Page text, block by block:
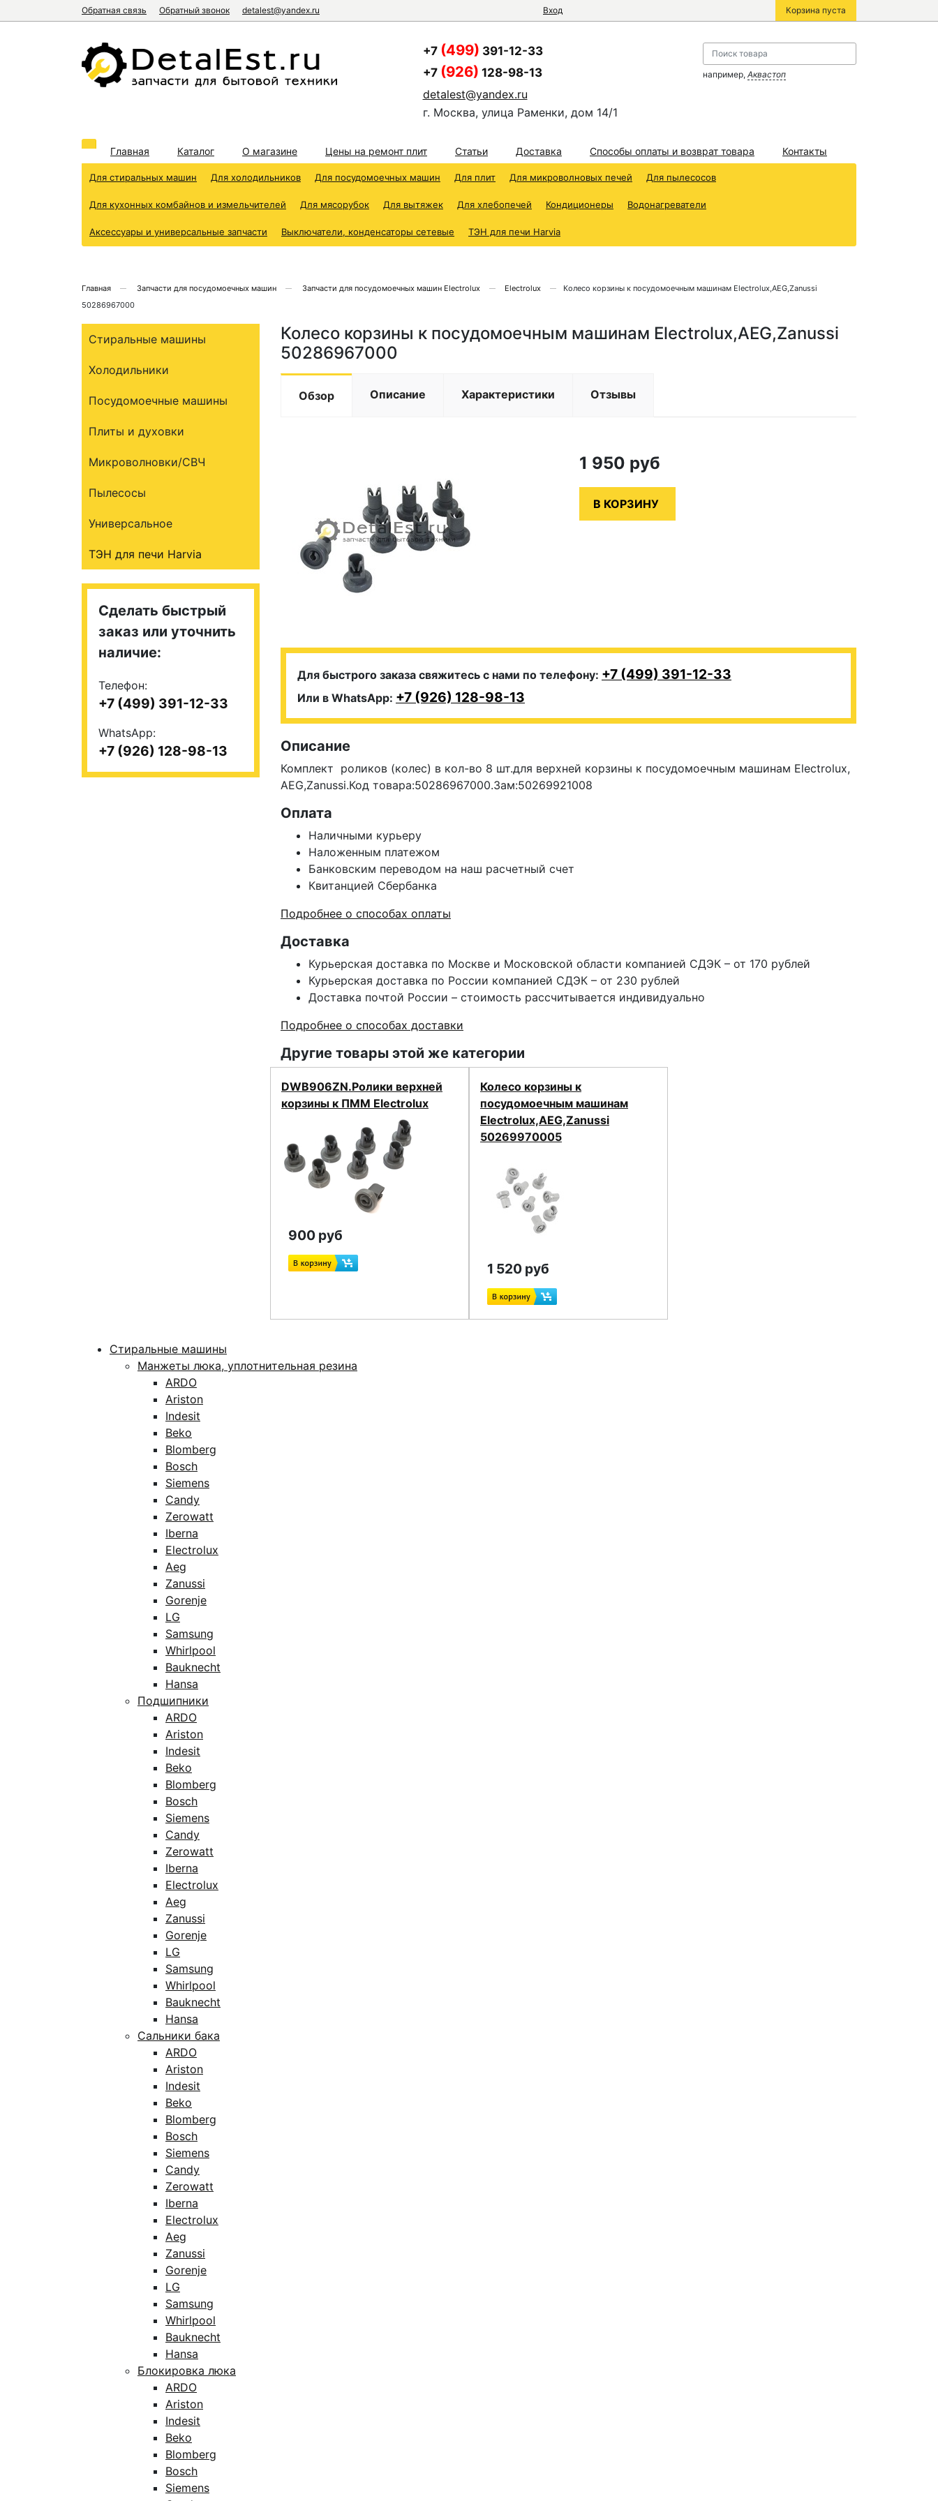
Обратная связь Обратный звонок detalest@yandex.ru Вход Корзина пуста
+7 (499) 391-12-33
+7 (926) 128-98-13
detalest@yandex.ru
г. Москва, улица Раменки, дом 14/1
например, Аквастоп
Главная Каталог О магазине Цены на ремонт плит Статьи Доставка Способы оплаты и возврат товара Контакты
Для стиральных машин Для холодильников Для посудомоечных машин Для плит Для микроволновых печей Для пылесосов
Для кухонных комбайнов и измельчителей Для мясорубок Для вытяжек Для хлебопечей Кондиционеры Водонагреватели
Аксессуары и универсальные запчасти Выключатели, конденсаторы сетевые ТЭН для печи Harvia
Главная Запчасти для посудомоечных машин Запчасти для посудомоечных машин Electrolux Electrolux
Колесо корзины к посудомоечным машинам Electrolux,AEG,Zanussi
50286967000
Колесо корзины к посудомоечным машинам Electrolux,AEG,Zanussi
50286967000
Обзор Описание Характеристики Отзывы
1 950 руб
Для быстрого заказа свяжитесь с нами по телефону: +7 (499) 391-12-33
Или в WhatsApp: +7 (926) 128-98-13
Описание
Комплект роликов (колес) в кол-во 8 шт.для верхней корзины к посудомоечным машинам Electrolux,
AEG,Zanussi.Код товара:50286967000.Зам:50269921008
Оплата
Наличными курьеру
Наложенным платежом
Банковским переводом на наш расчетный счет
Квитанцией Сбербанка
Подробнее о способах оплаты
Доставка
Курьерская доставка по Москве и Московской области компанией СДЭК – от 170 рублей
Курьерская доставка по России компанией СДЭК – от 230 рублей
Доставка почтой России – стоимость рассчитывается индивидуально
Подробнее о способах доставки
Другие товары этой же категории
DWB906ZN.Ролики верхней
корзины к ПММ Electrolux
900 руб
Колесо корзины к
посудомоечным машинам
Electrolux,AEG,Zanussi
50269970005
1 520 руб
Стиральные машины
Холодильники
Посудомоечные машины
Плиты и духовки
Микроволновки/СВЧ
Пылесосы
Универсальное
ТЭН для печи Harvia
Сделать быстрый
заказ или уточнить
наличие:
Телефон:
+7 (499) 391-12-33
WhatsApp:
+7 (926) 128-98-13
Стиральные машины
Манжеты люка, уплотнительная резина
ARDO
Ariston
Indesit
Beko
Blomberg
Bosch
Siemens
Candy
Zerowatt
Iberna
Electrolux
Aeg
Zanussi
Gorenje
LG
Samsung
Whirlpool
Bauknecht
Hansa
Подшипники
ARDO
Ariston
Indesit
Beko
Blomberg
Bosch
Siemens
Candy
Zerowatt
Iberna
Electrolux
Aeg
Zanussi
Gorenje
LG
Samsung
Whirlpool
Bauknecht
Hansa
Сальники бака
ARDO
Ariston
Indesit
Beko
Blomberg
Bosch
Siemens
Candy
Zerowatt
Iberna
Electrolux
Aeg
Zanussi
Gorenje
LG
Samsung
Whirlpool
Bauknecht
Hansa
Блокировка люка
ARDO
Ariston
Indesit
Beko
Blomberg
Bosch
Siemens